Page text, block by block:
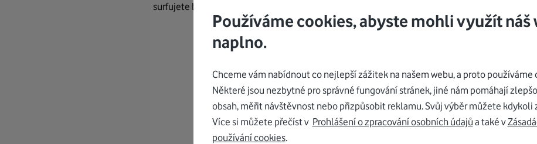
surfujete bez starostí.
Mohlo by vás zajímat
Používáme cookies, abyste mohli využít náš
naplno.
Chceme vám nabídnout co nejlepší zážitek na našem webu, a proto používáme
Některé jsou nezbytné pro správné fungování stránek, jiné nám pomáhají
obsah, měřit návštěvnost nebo přizpůsobit reklamu. Svůj výběr můžete kdykoli
Více si můžete přečíst v Prohlášení o zpracování osobních údajů a také v
používání cookies.